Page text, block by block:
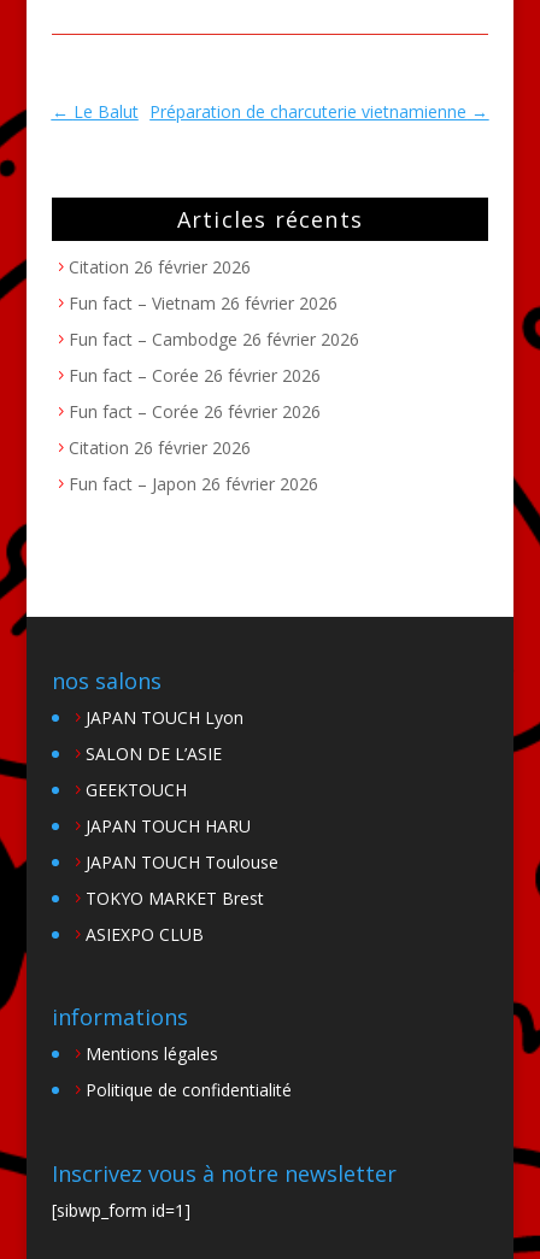
← Le Balut Préparation de charcuterie vietnamienne →
Articles récents
Citation 26 février 2026
Fun fact – Vietnam 26 février 2026
Fun fact – Cambodge 26 février 2026
Fun fact – Corée 26 février 2026
Fun fact – Corée 26 février 2026
Citation 26 février 2026
Fun fact – Japon 26 février 2026
nos salons
JAPAN TOUCH Lyon
SALON DE L’ASIE
GEEKTOUCH
JAPAN TOUCH HARU
JAPAN TOUCH Toulouse
TOKYO MARKET Brest
ASIEXPO CLUB
informations
Mentions légales
Politique de confidentialité
Inscrivez vous à notre newsletter
[sibwp_form id=1]